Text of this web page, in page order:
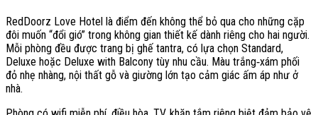
RedDoorz Love Hotel là điểm đến không thể bỏ qua cho những cặp
đôi muốn “đổi gió” trong không gian thiết kế dành riêng cho hai người.
Mỗi phòng đều được trang bị ghế tantra, có lựa chọn Standard,
Deluxe hoặc Deluxe with Balcony tùy nhu cầu. Màu trắng‑xám phối
đỏ nhẹ nhàng, nội thất gỗ và giường lớn tạo cảm giác ấm áp như ở
nhà.